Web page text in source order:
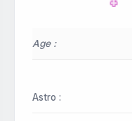
Age :
Astro :